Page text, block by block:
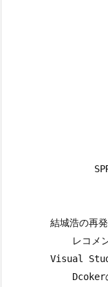
結城浩の再
レコメ
Visual
Dcoker